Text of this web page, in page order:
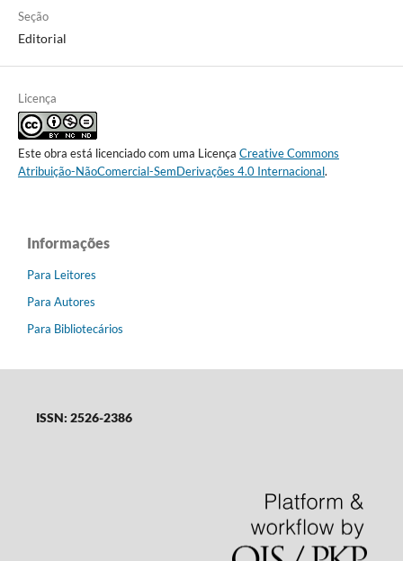
Seção
Editorial
Licença
Este obra está licenciado com uma Licença Creative Commons
Atribuição-NãoComercial-SemDerivações 4.0 Internacional.
Informações
Para Leitores
Para Autores
Para Bibliotecários
ISSN: 2526-2386